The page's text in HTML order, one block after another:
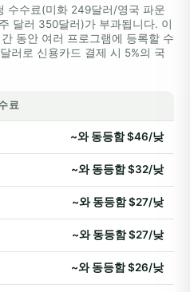
수수료(미화 249달러/영국 파운
달러 350달러)가 부과됩니다. 이
동안 여러 프로그램에 등록할 수
러로 신용카드 결제 시 5%의 국
료
~와 동등함 $46/낮
~와 동등함 $32/낮
~와 동등함 $27/낮
~와 동등함 $27/낮
~와 동등함 $26/낮